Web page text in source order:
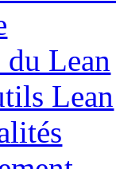
du Lean
Lean